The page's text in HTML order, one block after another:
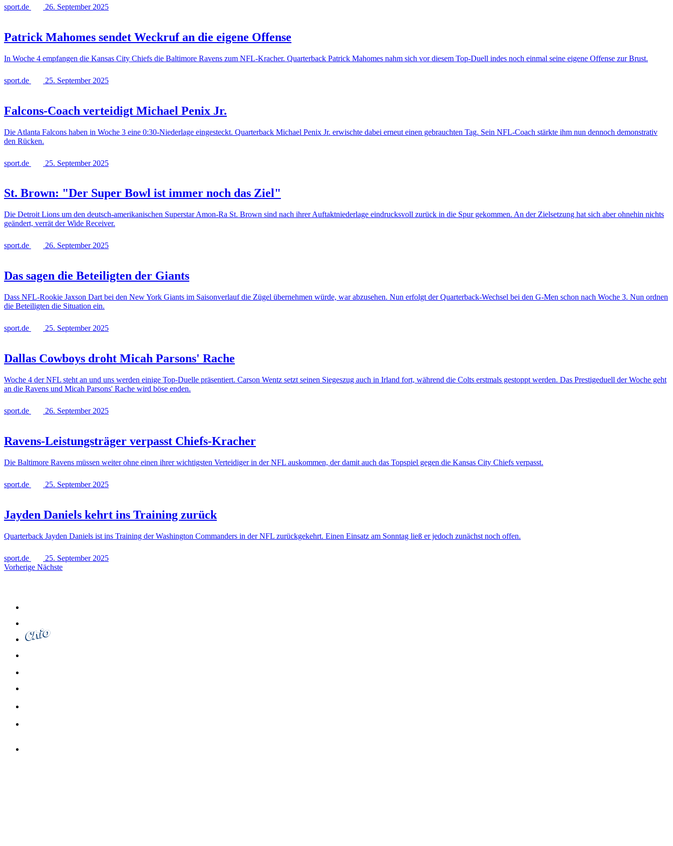
sport.de 26. September 2025
Patrick Mahomes sendet Weckruf an die eigene Offense
In Woche 4 empfangen die Kansas City Chiefs die Baltimore Ravens zum NFL-Kracher. Quarterback Patrick Mahomes nahm sich vor diesem Top-Duell indes noch einmal seine eigene Offense zur Brust.
sport.de 25. September 2025
Falcons-Coach verteidigt Michael Penix Jr.
Die Atlanta Falcons haben in Woche 3 eine 0:30-Niederlage eingesteckt. Quarterback Michael Penix Jr. erwischte dabei erneut einen gebrauchten Tag. Sein NFL-Coach stärkte ihm nun dennoch demonstrativ
den Rücken.
sport.de 25. September 2025
St. Brown: "Der Super Bowl ist immer noch das Ziel"
Die Detroit Lions um den deutsch-amerikanischen Superstar Amon-Ra St. Brown sind nach ihrer Auftaktniederlage eindrucksvoll zurück in die Spur gekommen. An der Zielsetzung hat sich aber ohnehin nichts
geändert, verrät der Wide Receiver.
sport.de 26. September 2025
Das sagen die Beteiligten der Giants
Dass NFL-Rookie Jaxson Dart bei den New York Giants im Saisonverlauf die Zügel übernehmen würde, war abzusehen. Nun erfolgt der Quarterback-Wechsel bei den G-Men schon nach Woche 3. Nun ordnen
die Beteiligten die Situation ein.
sport.de 25. September 2025
Dallas Cowboys droht Micah Parsons' Rache
Woche 4 der NFL steht an und uns werden einige Top-Duelle präsentiert. Carson Wentz setzt seinen Siegeszug auch in Irland fort, während die Colts erstmals gestoppt werden. Das Prestigeduell der Woche geht
an die Ravens und Micah Parsons' Rache wird böse enden.
sport.de 26. September 2025
Ravens-Leistungsträger verpasst Chiefs-Kracher
Die Baltimore Ravens müssen weiter ohne einen ihrer wichtigsten Verteidiger in der NFL auskommen, der damit auch das Topspiel gegen die Kansas City Chiefs verpasst.
sport.de 25. September 2025
Jayden Daniels kehrt ins Training zurück
Quarterback Jayden Daniels ist ins Training der Washington Commanders in der NFL zurückgekehrt. Einen Einsatz am Sonntag ließ er jedoch zunächst noch offen.
sport.de
25. September 2025
Vorherige Nächste